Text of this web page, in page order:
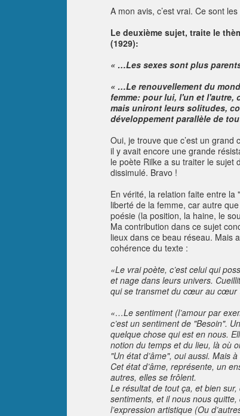
A mon avis, c’est vrai. Ce sont
Le deuxième sujet, traite le
(1929):
« …Les sexes sont plus
« …Le renouvellement du
femme: pour lui, l'un et l'autre,
mais uniront leurs solitudes,
développement parallèle de
Oui, je trouve que c’est un
il y avait encore une grande
le poète Rilke a su traiter le sujet
dissimulé. Bravo !
En vérité, la relation faite entre la
liberté de la femme, car autre
poésie (la position, la haine, le
Ma contribution dans ce sujet
lieux dans ce beau réseau. Mais
cohérence du texte :
«Le vrai poète, c’est celui qui
et nage dans leurs univers.
qui se transmet du cœur au cœur
«…Le sentiment (l’amour par
c’est un sentiment de "Besoin".
quelque chose qui est en nous.
notion du temps et du lieu, là où
"Un état d’âme", oui aussi. Mais
Cet état d’âme, représente, un
autres, elles se frôlent.
Le résultat de tout ça, et bien
sentiments, et il nous nous
l’expression artistique (Ou